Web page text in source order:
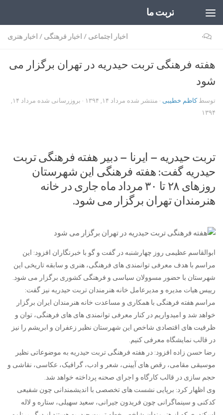
تربت ما
اخبار اجتماعی / اخبار فرهنگی / اخبار هنری ۰
هفته فرهنگی تربت حیدریه در تهران برگزار می
شود
توسطکاظم خطیبی · منتشر شده مرداد ۱۴, ۱۳۹۴ · بروزرسانی شده
مرداد ۱۴,
۱۳۹۴
تربت حیدریه – ایرنا – دبیر هفته فرهنگی تربت
حیدریه گفت: هفته فرهنگی این شهرستان
روزهای ۲۸ تا ۳۰ مرداد ماه جاری در خانه
هنرمندان تهران برگزار می شود.
ابوالقاسم عظیمی روز چهارشنبه در گفت و گو با خبرنگاران افزود: این
مراسم با هدف معرفی توانمندی های فرهنگی، هنری و سابقه تاریخی این
شهرستان با حضور مسوولان سیاسی و فرهنگی کشوری برگزار می شود.
رییس هیات مدیره و مدیرعامل خانه هنرمندان تربت حیدریه نیز گفت:
مراسم هفته فرهنگی با همکاری و مساعدت خانه هنرمندان ایران برگزار
خواهد شد و امیدواریم در کنار معرفی توانمندی های های فرهنگی، توان و
ظرفیت های اقتصادی شاخص این شهرستان نظیر زعفران و ابریشم را نیز
در قالب نمایشگاه معرفی کنیم.
رضا حسن زاده افزود: در هفته فرهنگی تربت حیدریه به موضوعاتی نظیر
موسیقی مقامی، رقص های آیینی، شعر و ادب، گرافیک، عکاسی، نقاشی و
حجم سازی در قالب کارگاه و اجرای صحنه پرداخته خواهد شد.
وی اظهار کرد: برپایی نشست های تخصصی با اندیشمندانی چون شفیعی
کدکنی و سینماگرانی چون فریدون جیرانی، سعید سهیلی، ستاره و لاله